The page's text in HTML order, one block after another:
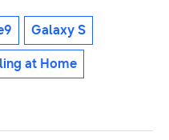
Galaxy S
at Home